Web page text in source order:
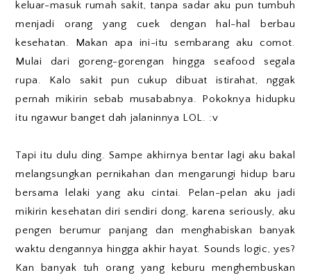
keluar-masuk rumah sakit, tanpa sadar aku pun tumbuh
menjadi orang yang cuek dengan hal-hal berbau
kesehatan. Makan apa ini-itu sembarang aku comot.
Mulai dari goreng-gorengan hingga seafood segala
rupa. Kalo sakit pun cukup dibuat istirahat, nggak
pernah mikirin sebab musababnya. Pokoknya hidupku
itu ngawur banget dah jalaninnya LOL. :v
Tapi itu dulu ding. Sampe akhirnya bentar lagi aku bakal
melangsungkan pernikahan dan mengarungi hidup baru
bersama lelaki yang aku cintai. Pelan-pelan aku jadi
mikirin kesehatan diri sendiri dong, karena seriously, aku
pengen berumur panjang dan menghabiskan banyak
waktu dengannya hingga akhir hayat. Sounds logic, yes?
Kan banyak tuh orang yang keburu menghembuskan